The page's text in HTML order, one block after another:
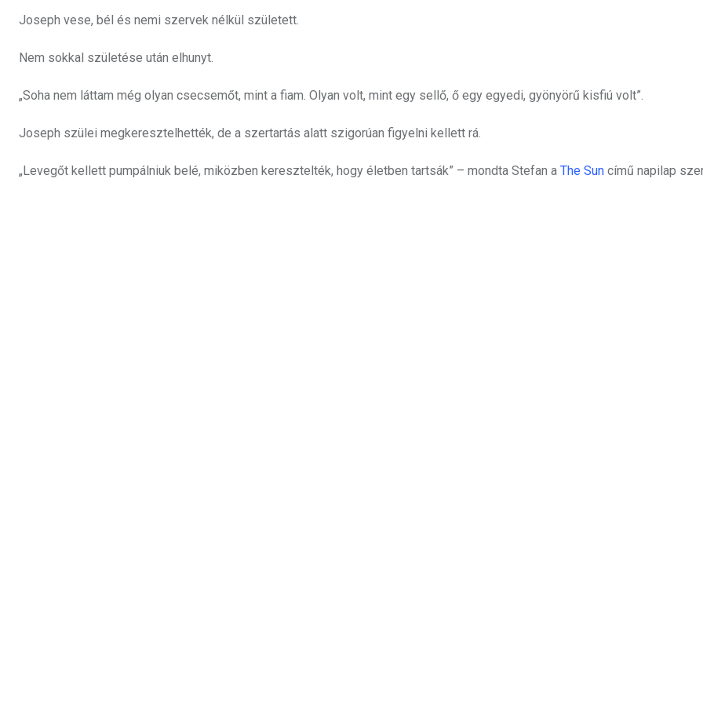
Joseph vese, bél és nemi szervek nélkül született.
Nem sokkal születése után elhunyt.
„Soha nem láttam még olyan csecsemőt, mint a fiam. Olyan volt, mint egy sellő, ő egy egyedi, gyönyörű kisfiú volt”.
Joseph szülei megkeresztelhették, de a szertartás alatt szigorúan figyelni kellett rá.
„Levegőt kellett pumpálniuk belé, miközben keresztelték, hogy életben tartsák” – mondta Stefan a The Sun című napilap